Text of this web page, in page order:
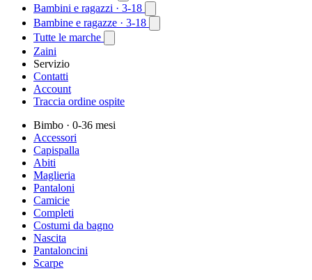
Bambini e ragazzi · 3-18
Bambine e ragazze · 3-18
Tutte le marche
Zaini
Servizio
Contatti
Account
Traccia ordine ospite
Bimbo · 0-36 mesi
Accessori
Capispalla
Abiti
Maglieria
Pantaloni
Camicie
Completi
Costumi da bagno
Nascita
Pantaloncini
Scarpe